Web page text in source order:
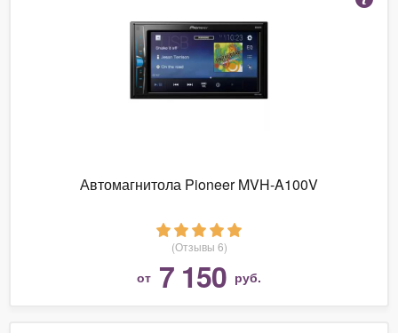
Автомагнитола Pioneer MVH-A100V
(Отзывы 6)
от 7 150 руб.